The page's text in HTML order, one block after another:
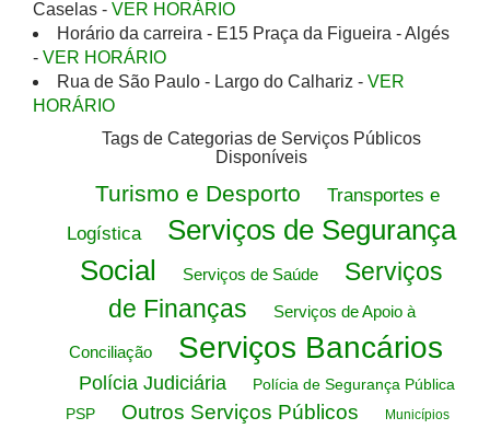
Caselas - VER HORÁRIO
Horário da carreira - E15 Praça da Figueira - Algés
- VER HORÁRIO
Rua de São Paulo - Largo do Calhariz - VER
HORÁRIO
Tags de Categorias de Serviços Públicos
Disponíveis
Turismo e Desporto
Transportes e
Logística
Serviços de Segurança
Social
Serviços de Saúde
Serviços
de Finanças
Serviços de Apoio à
Conciliação Serviços Bancários
Polícia Judiciária
Polícia de Segurança Pública
PSP
Outros Serviços Públicos Municípios